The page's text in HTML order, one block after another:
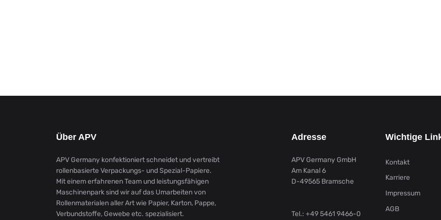
Über APV
APV Germany konfektioniert schneidet und vertreibt
rollenbasierte Verpackungs- und Spezial-Papiere.
Mit einem erfahrenen Team und leistungsfähigen
Maschinenpark sind wir auf das Umarbeiten von
Rollenmaterialen aller Art wie Papier, Karton, Pappe,
Verbundstoffe, Gewebe etc. spezialisiert.
Adresse
APV Germany GmbH
Am Kanal 6
D-49565 Bramsche
Tel.: +49 5461 9466-0
Wichtige
Kontakt
Karriere
Impressum
AGB